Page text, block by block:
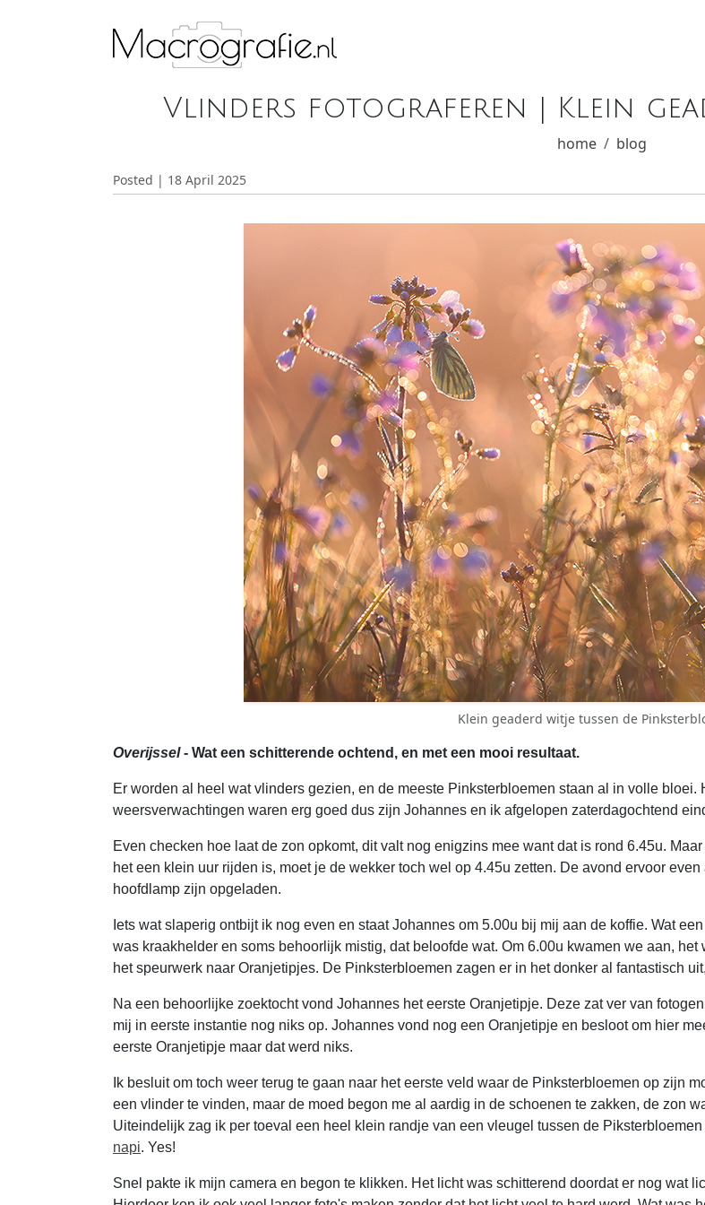
Vlinders fotograferen | Klein
home blog
Posted | 18 April 2025
Klein geaderd witje tussen de
Overijssel- Wat een schitterende ochtend, en met een mooi resultaat.
Er worden al heel wat vlinders gezien, en de meeste Pinksterbloemen staan al in volle
weersverwachtingen waren erg goed dus zijn Johannes en ik afgelopen zaterdagochtend
Even checken hoe laat de zon opkomt, dit valt nog enigzins mee want dat is rond 6.45u.
het een klein uur rijden is, moet je de wekker toch wel op 4.45u zetten. De avond ervoor
hoofdlamp zijn opgeladen.
Iets wat slaperig ontbijt ik nog even en staat Johannes om 5.00u bij mij aan de koffie. Wat
was kraakhelder en soms behoorlijk mistig, dat beloofde wat. Om 6.00u kwamen we aan,
het speurwerk naar Oranjetipjes. De Pinksterbloemen zagen er in het donker al fantastisch
Na een behoorlijke zoektocht vond Johannes het eerste Oranjetipje. Deze zat ver van
mij in eerste instantie nog niks op. Johannes vond nog een Oranjetipje en besloot om hier
eerste Oranjetipje maar dat werd niks.
Ik besluit om toch weer terug te gaan naar het eerste veld waar de Pinksterbloemen op zijn
een vlinder te vinden, maar de moed begon me al aardig in de schoenen te zakken, de zon
Uiteindelijk zag ik per toeval een heel klein randje van een vleugel tussen de
napi. Yes!
Snel pakte ik mijn camera en begon te klikken. Het licht was schitterend doordat er nog wat